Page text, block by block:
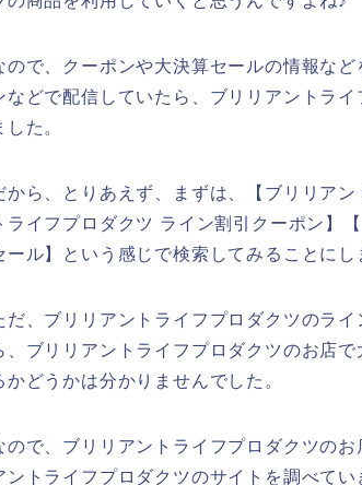
ので、クーポンや大決算セールの情報な
などで配信していたら、ブリリアントラ
した。
から、とりあえず、まずは、【ブリリア
ライフプロダクツ ライン割引クーポン】
ール】という感じで検索してみることにし
だ、ブリリアントライフプロダクツのラ
、ブリリアントライフプロダクツのお店
かどうかは分かりませんでした。
ので、ブリリアントライフプロダクツの
ントライフプロダクツのサイトを調べてい